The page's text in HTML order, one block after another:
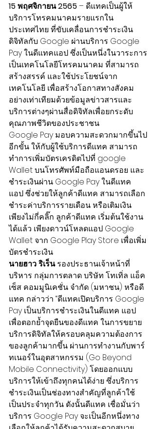
15 พฤศจิกายน 2565 – ดีแทคเป็นผู้ให้
บริการโทรคมนาคมรายแรกใน
ประเทศไทย ที่ขับเคลื่อนการชำระเงิน
ดิจิทัลกับ Google ผ่านบริการ Google
Pay ในดีแทคแอป ซึ่งเป็นหนึ่งในวาระการ
เป็นเทคโนโลยีโทรคมนาคม ที่สามารถ
สร้างสรรค์ และใช้ประโยชน์จาก
เทคโนโลยี เพื่อสร้างโอกาสทางสังคม
อย่างเท่าเทียมด้วยข้อมูลข่าวสารและ
บริการต่างๆผ่านสื่อดิจิทัลเพื่อยกระดับ
คุณภาพชีวิตของประชาชน
Google Pay มอบความสะดวกมากขึ้นไป
อีกขั้น ให้กับผู้ใช้บริการดีแทค สามารถ
ทำการเพิ่มบัตรเครดิตไปที่ google
Wallet บนโทรศัพท์มือถือแอนดรอย และ
ชำระเงินผ่าน Google Pay ในดีแทค
แอป ซึ่งช่วยให้ลูกค้าดีแทค สามารถเลือก
ชำระค่าบริการรายเดือน หรือเติมเงิน
เพียงไม่กี่คลิ๊ก ลูกค้าดีแทค เริ่มต้นใช้งาน
ได้แล้ว เพียงดาวน์โหลดแอป Google
Wallet จาก Google Play Store เพื่อเพิ่ม
บัตรชำระเงิน
นายฮาว ริเร็น รองประธานเจ้าหน้าที่
บริหาร กลุ่มการตลาด บริษัท โทเทิ่ล แอ็ค
เซ็ส คอมมูนิเคชั่น จำกัด (มหาชน) หรือดี
แทค กล่าวว่า “ดีแทคเปิดบริการ Google
Pay เป็นบริการชำระเงินในดีแทค แอป
เพื่อตอกย้ำจุดยืนของดีแทค ในการขยาย
บริการดิจิทัลให้ครอบคลุมความต้องการ
ของลูกค้ามากขึ้น ผ่านการทำงานกับพาร์
ทเนอร์ในอุตสาหกรรม (Go Beyond
Mobile Connectivity) โดยออกแบบ
บริการให้เข้าถึงทุกคนได้ง่าย ซึ่งบริการ
ชำระเงินเป็นช่องทางสำคัญที่ลูกค้าใช้
เป็นประจำทุกวัน ดังนั้นดีแทค เชื่อมั่นว่า
บริการ Google Pay จะเป็นอีกหนึ่งทาง